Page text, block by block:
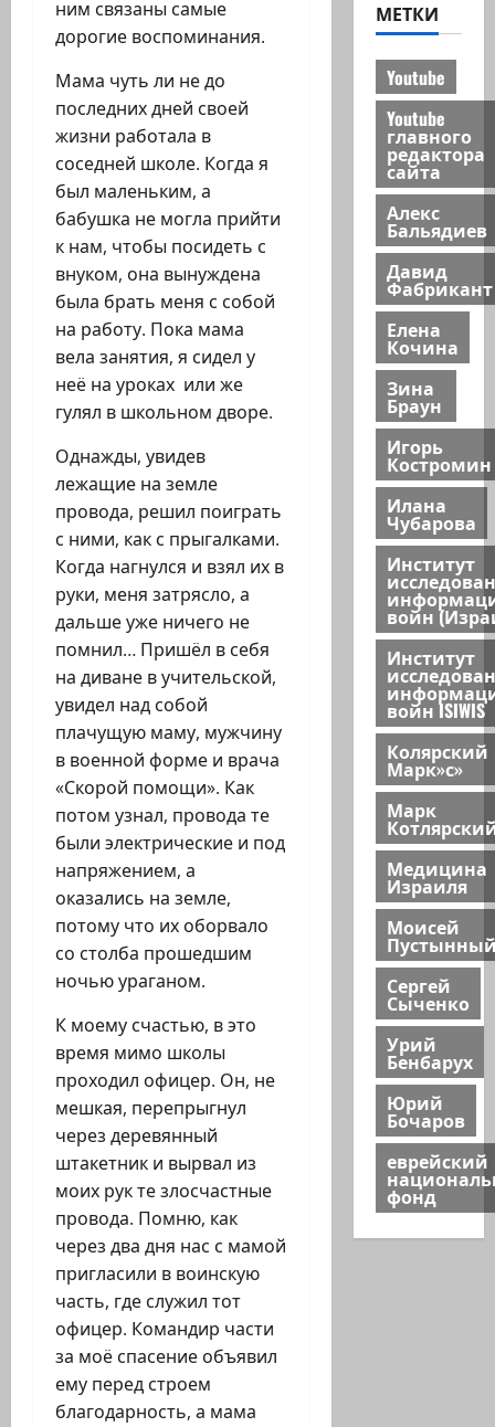
ним связаны самые
дорогие воспоминания.
Мама чуть ли не до
последних дней своей
жизни работала в
соседней школе. Когда я
был маленьким, а
бабушка не могла прийти
к нам, чтобы посидеть с
внуком, она вынуждена
была брать меня с собой
на работу. Пока мама
вела занятия, я сидел у
неё на уроках или же
гулял в школьном дворе.
Однажды, увидев
лежащие на земле
провода, решил поиграть
с ними, как с прыгалками.
Когда нагнулся и взял их в
руки, меня затрясло, а
дальше уже ничего не
помнил… Пришёл в себя
на диване в учительской,
увидел над собой
плачущую маму, мужчину
в военной форме и врача
«Скорой помощи». Как
потом узнал, провода те
были электрические и под
напряжением, а
оказались на земле,
потому что их оборвало
со столба прошедшим
ночью ураганом.
К моему счастью, в это
время мимо школы
проходил офицер. Он, не
мешкая, перепрыгнул
через деревянный
штакетник и вырвал из
моих рук те злосчастные
провода. Помню, как
через два дня нас с мамой
пригласили в воинскую
часть, где служил тот
офицер. Командир части
за моё спасение объявил
ему перед строем
благодарность, а мама
МЕТКИ
Youtube
Youtube
главного
редактора
сайта
Алекс
Бальядиев
Давид
Фабрикант
Елена
Кочина
Зина
Браун
Игорь
Костромин
Илана
Чубарова
Институт
войн
Институт
войн ISIWIS
Колярский
Марк»с»
Марк
Медицина
Израиля
Моисей
Сергей
Сыченко
Урий
Бенбарух
Юрий
Бочаров
еврейский
фонд